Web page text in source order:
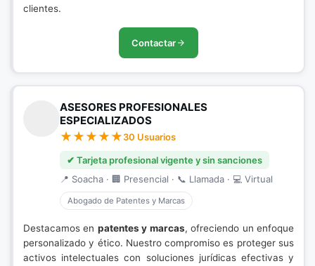
clientes.
Contactar
ASESORES PROFESIONALES
ESPECIALIZADOS
30 Usuarios
✔ Tarjeta profesional vigente y sin sanciones
📍 Soacha · 🏢 Presencial · 📞 Llamada · 💻 Virtual
Abogado de Patentes y Marcas
Destacamos en patentes y marcas, ofreciendo un enfoque
personalizado y ético. Nuestro compromiso es proteger sus
activos intelectuales con soluciones jurídicas efectivas y